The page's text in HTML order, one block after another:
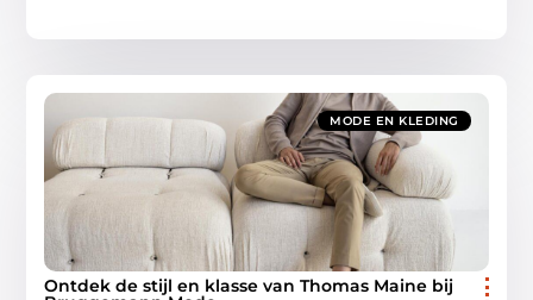
MODE EN KLEDING
Ontdek de stijl en klasse van Thomas Maine bij